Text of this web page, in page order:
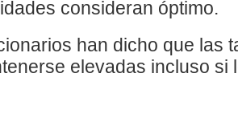
consideran óptimo.
han dicho que las
elevadas incluso si